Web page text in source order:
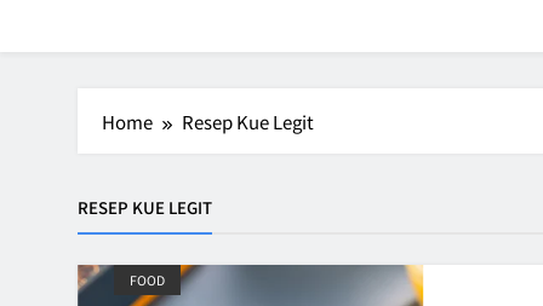
Home Resep Kue Legit
RESEP KUE LEGIT
FOOD